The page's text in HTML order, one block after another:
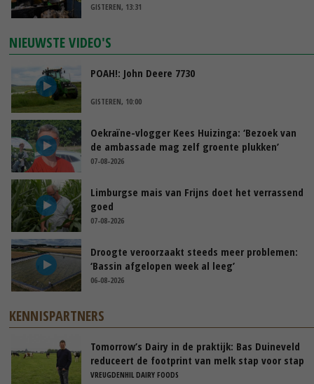
GISTEREN, 13:31
NIEUWSTE VIDEO'S
POAH!: John Deere 7730
GISTEREN, 10:00
Oekraïne-vlogger Kees Huizinga: ‘Bezoek van
de ambassade mag zelf groente plukken’
07-08-2026
Limburgse mais van Frijns doet het verrassend
goed
07-08-2026
Droogte veroorzaakt steeds meer problemen:
‘Bassin afgelopen week al leeg’
06-08-2026
KENNISPARTNERS
Tomorrow’s Dairy in de praktijk: Bas Duineveld
reduceert de footprint van melk stap voor stap
VREUGDENHIL DAIRY FOODS